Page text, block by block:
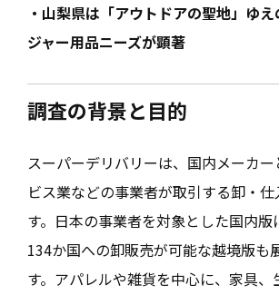
・山梨県は「アウトドアの聖地」ゆ
ジャー用品ニーズが顕著
調査の背景と目的
スーパーデリバリーは、国内メーカ
ビス業などの事業者が取引する卸・
す。日本の事業者を対象とした国内版
134か国への卸販売が可能な越境版も
す。アパレルや雑貨を中心に、家具、